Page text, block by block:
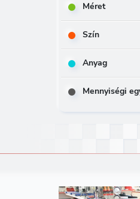
Méret
Szín
Anyag
Mennyiségi